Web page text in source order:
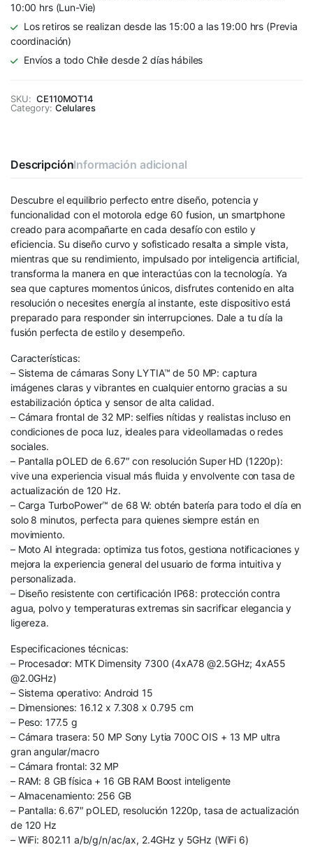
10:00 hrs (Lun-Vie)
Los retiros se realizan desde las 15:00 a las 19:00 hrs (Previa
coordinación)
Envíos a todo Chile desde 2 días hábiles
SKU: CE110MOT14
Category: Celulares
DescripciónInformación adicional
Descubre el equilibrio perfecto entre diseño, potencia y
funcionalidad con el motorola edge 60 fusion, un smartphone
creado para acompañarte en cada desafío con estilo y
eficiencia. Su diseño curvo y sofisticado resalta a simple vista,
mientras que su rendimiento, impulsado por inteligencia artificial,
transforma la manera en que interactúas con la tecnología. Ya
sea que captures momentos únicos, disfrutes contenido en alta
resolución o necesites energía al instante, este dispositivo está
preparado para responder sin interrupciones. Dale a tu día la
fusión perfecta de estilo y desempeño.
Características:
– Sistema de cámaras Sony LYTIA™ de 50 MP: captura
imágenes claras y vibrantes en cualquier entorno gracias a su
estabilización óptica y sensor de alta calidad.
– Cámara frontal de 32 MP: selfies nítidas y realistas incluso en
condiciones de poca luz, ideales para videollamadas o redes
sociales.
– Pantalla pOLED de 6.67″ con resolución Super HD (1220p):
vive una experiencia visual más fluida y envolvente con tasa de
actualización de 120 Hz.
– Carga TurboPower™ de 68 W: obtén batería para todo el día en
solo 8 minutos, perfecta para quienes siempre están en
movimiento.
– Moto AI integrada: optimiza tus fotos, gestiona notificaciones y
mejora la experiencia general del usuario de forma intuitiva y
personalizada.
– Diseño resistente con certificación IP68: protección contra
agua, polvo y temperaturas extremas sin sacrificar elegancia y
ligereza.
Especificaciones técnicas:
– Procesador: MTK Dimensity 7300 (4xA78 @2.5GHz; 4xA55
@2.0GHz)
– Sistema operativo: Android 15
– Dimensiones: 16.12 x 7.308 x 0.795 cm
– Peso: 177.5 g
– Cámara trasera: 50 MP Sony Lytia 700C OIS + 13 MP ultra
gran angular/macro
– Cámara frontal: 32 MP
– RAM: 8 GB física + 16 GB RAM Boost inteligente
– Almacenamiento: 256 GB
– Pantalla: 6.67″ pOLED, resolución 1220p, tasa de actualización
de 120 Hz
– WiFi: 802.11 a/b/g/n/ac/ax, 2.4GHz y 5GHz (WiFi 6)